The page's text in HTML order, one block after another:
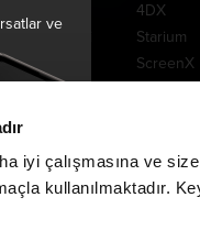
iyi çalışmasına ve
kullanılmaktadır.
ve
Ülkesi
Doğuş
4DX
Starium
ScreenX